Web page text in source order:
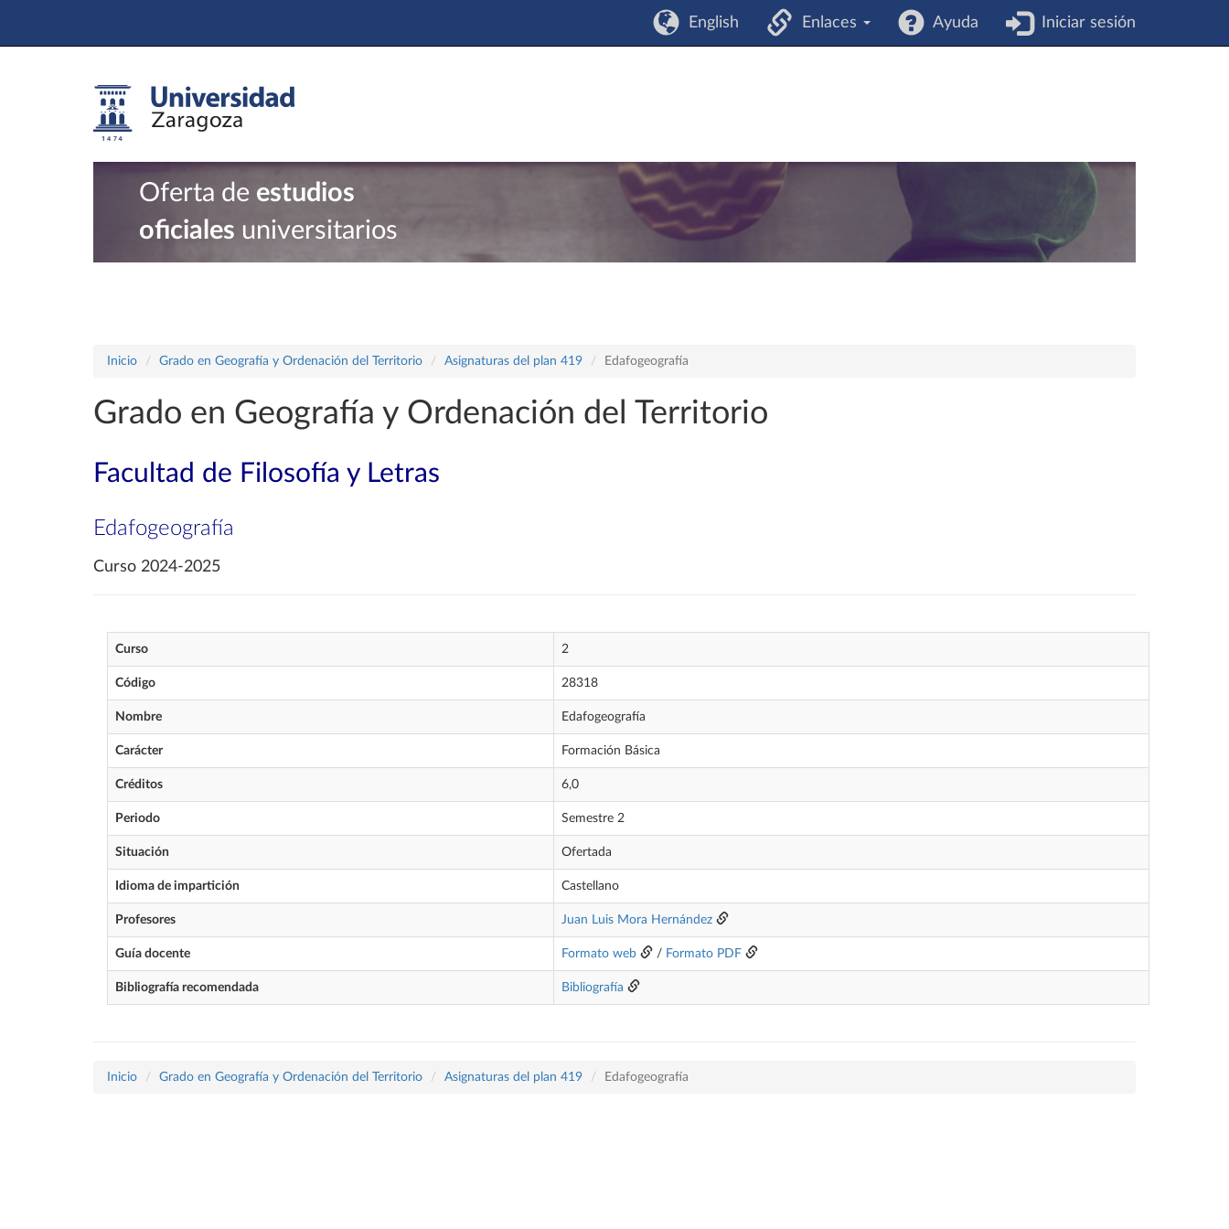
English Enlaces Ayuda Iniciar sesión
Oferta de estudios
oficiales universitarios
Inicio Grado en Geografía y Ordenación del Territorio Asignaturas del plan 419 Edafogeografía
Grado en Geografía y Ordenación del Territorio
Facultad de Filosofía y Letras
Edafogeografía
Curso 2024-2025
Curso 2
Código 28318
Nombre Edafogeografía
Carácter Formación Básica
Créditos 6,0
Periodo Semestre 2
Situación Ofertada
Idioma de impartición Castellano
Profesores Juan Luis Mora Hernández
Guía docente Formato web / Formato PDF
Bibliografía recomendada Bibliografía
Inicio Grado en Geografía y Ordenación del Territorio Asignaturas del plan 419 Edafogeografía